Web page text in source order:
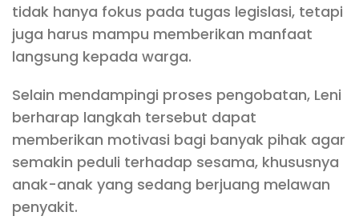
tidak hanya fokus pada tugas legislasi, tetapi
juga harus mampu memberikan manfaat
langsung kepada warga.
Selain mendampingi proses pengobatan, Leni
berharap langkah tersebut dapat
memberikan motivasi bagi banyak pihak agar
semakin peduli terhadap sesama, khususnya
anak-anak yang sedang berjuang melawan
penyakit.